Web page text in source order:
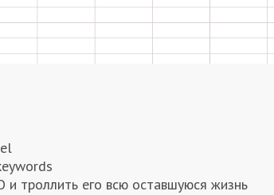
троллить его всю оставшуюся жизнь